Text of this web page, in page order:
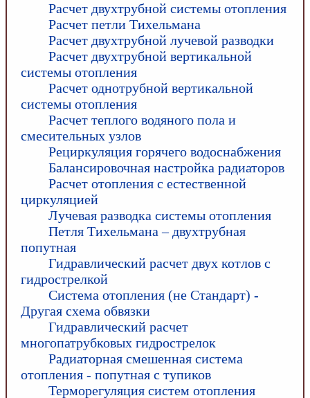
Расчет двухтрубной системы отопления
Расчет петли Тихельмана
Расчет двухтрубной лучевой разводки
Расчет двухтрубной вертикальной
системы отопления
Расчет однотрубной вертикальной
системы отопления
Расчет теплого водяного пола и
смесительных узлов
Рециркуляция горячего водоснабжения
Балансировочная настройка радиаторов
Расчет отопления с естественной
циркуляцией
Лучевая разводка системы отопления
Петля Тихельмана – двухтрубная
попутная
Гидравлический расчет двух котлов с
гидрострелкой
Система отопления (не Стандарт) -
Другая схема обвязки
Гидравлический расчет
многопатрубковых гидрострелок
Радиаторная смешенная система
отопления - попутная с тупиков
Терморегуляция систем отопления